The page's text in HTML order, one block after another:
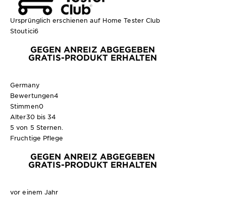
Ursprünglich erschienen auf Home Tester Club
Stoutici6
GEGEN ANREIZ ABGEGEBEN
GRATIS-PRODUKT ERHALTEN
Germany
Bewertungen4
Stimmen0
Alter30 bis 34
5 von 5 Sternen.
Fruchtige Pflege
GEGEN ANREIZ ABGEGEBEN
GRATIS-PRODUKT ERHALTEN
vor einem Jahr